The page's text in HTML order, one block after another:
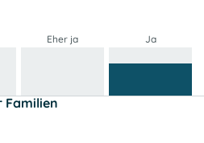
Eher ja Ja
Familien